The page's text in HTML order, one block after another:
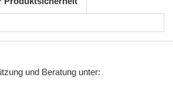
und Beratung unter: